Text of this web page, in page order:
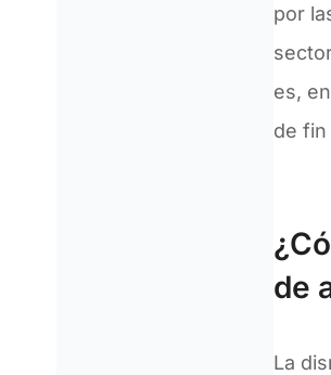
por
es,
de fin
de
La